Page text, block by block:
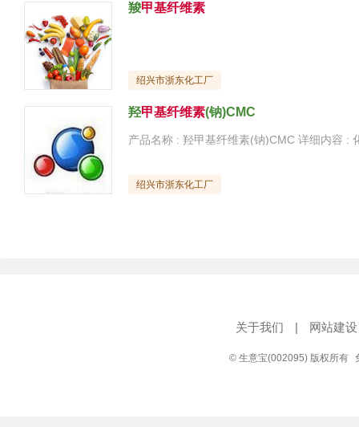
羧甲基纤维素
绍兴市浙东化工厂
羟甲基纤维素(钠)CMC
绍兴市浙东化工厂
关于我们 | 网站建设
© 生意宝(002095) 版权所有